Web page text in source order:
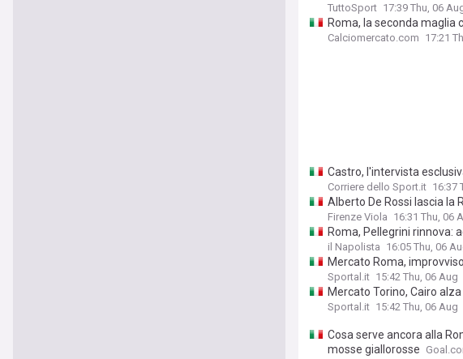
TuttoSport 17:39 Thu, 06
Roma, la seconda maglia
Calciomercato.com 17:21
Castro, l'intervista
Corriere dello Sport.it 16:37
Alberto De Rossi lascia la
Firenze Viola 16:31 Thu, 06
Roma, Pellegrini rinnova:
il Napolista 16:05 Thu, 06
Mercato Roma,
Sportal.it 15:42 Thu, 06 Aug
Mercato Torino, Cairo
Sportal.it 15:42 Thu, 06 Aug
Cosa serve ancora alla
mosse giallorosse